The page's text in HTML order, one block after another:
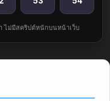
ไม่มีสคริปต์หนักบนหน้าเว็บ